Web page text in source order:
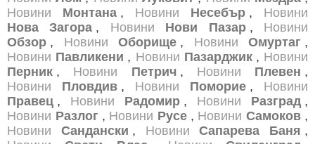
Новини
Монтана , Новини Несебър , Новини
Нова Загора , Новини Нови Пазар , Новини
Обзор , Новини Оборище , Новини Омуртаг ,
Новини Павликени , Новини Пазарджик , Новини
Перник , Новини Петрич , Новини Плевен ,
Новини
Пловдив , Новини Поморие , Новини
Правец , Новини Радомир , Новини Разград ,
Новини Разлог , Новини Русе , Новини Самоков ,
Новини
Сандански , Новини Сапарева Баня ,